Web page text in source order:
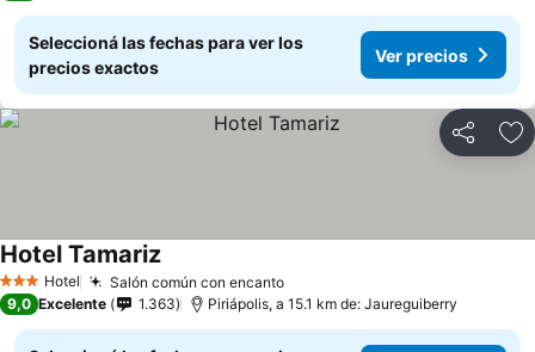
Seleccioná las fechas para ver los
precios exactos
Ver precios
Compartir
3 Estrellas
Hotel Salón común con encanto
Hotel Tamariz
9,0 Excelente 1.363 Piriápolis, a 15.1 km de: Jaureguiberry